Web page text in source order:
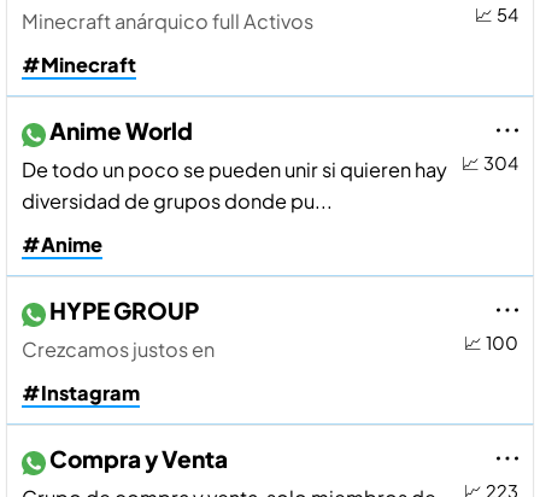
📈 54
Minecraft anárquico full Activos
#Minecraft
📈 304
Anime World
De todo un poco se pueden unir si quieren hay
diversidad de grupos donde pu...
#Anime
📈 100
HYPE GROUP
Crezcamos justos en
#Instagram
📈 223
Compra y Venta